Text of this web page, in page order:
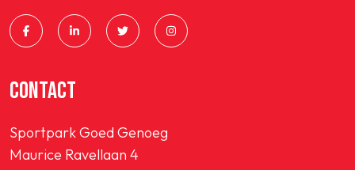
CONTACT
Sportpark Goed Genoeg
Maurice Ravellaan 4